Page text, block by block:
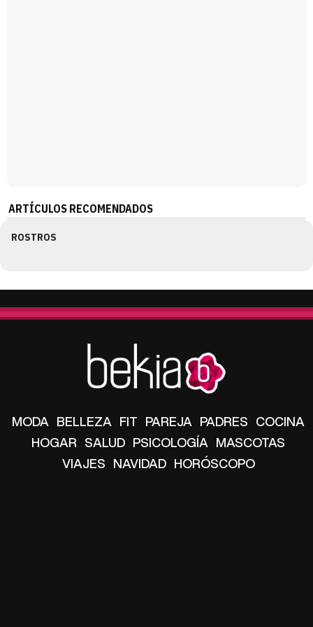
ARTÍCULOS RECOMENDADOS
ROSTROS
MODA BELLEZA FIT PAREJA PADRES COCINA
HOGAR SALUD PSICOLOGÍA MASCOTAS
VIAJES NAVIDAD HORÓSCOPO